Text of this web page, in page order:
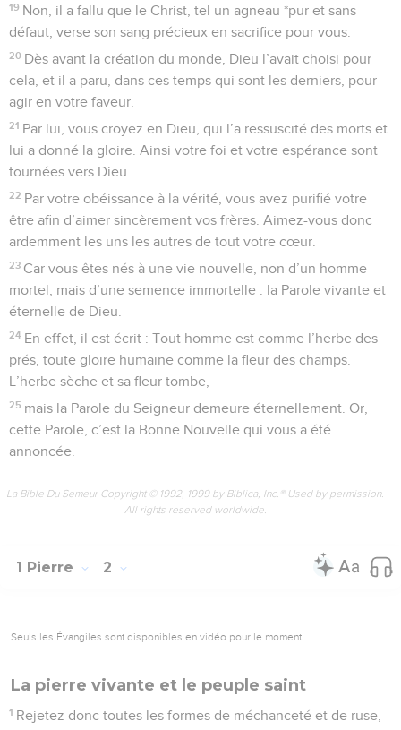
19 Non, il a fallu que le Christ, tel un agneau *pur et sans
défaut, verse son sang précieux en sacrifice pour vous.
20 Dès avant la création du monde, Dieu l’avait choisi pour
cela, et il a paru, dans ces temps qui sont les derniers, pour
agir en votre faveur.
21 Par lui, vous croyez en Dieu, qui l’a ressuscité des morts et
lui a donné la gloire. Ainsi votre foi et votre espérance sont
tournées vers Dieu.
22 Par votre obéissance à la vérité, vous avez purifié votre
être afin d’aimer sincèrement vos frères. Aimez-vous donc
ardemment les uns les autres de tout votre cœur.
23 Car vous êtes nés à une vie nouvelle, non d’un homme
mortel, mais d’une semence immortelle : la Parole vivante et
éternelle de Dieu.
24 En effet, il est écrit : Tout homme est comme l’herbe des
prés, toute gloire humaine comme la fleur des champs.
L’herbe sèche et sa fleur tombe,
25 mais la Parole du Seigneur demeure éternellement. Or,
cette Parole, c’est la Bonne Nouvelle qui vous a été
annoncée.
La Bible Du Semeur Copyright © 1992, 1999 by Biblica, Inc.® Used by permission.
All rights reserved worldwide.
1 Pierre 2
Seuls les Évangiles sont disponibles en vidéo pour le moment.
La pierre vivante et le peuple saint
1 Rejetez donc toutes les formes de méchanceté et de ruse,